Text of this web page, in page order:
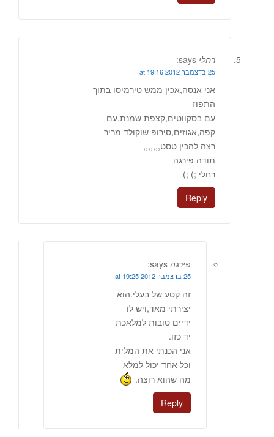
רחלי says:
25 בדצמבר 2012 at 19:16
אני אנסה,אכין ממש טירמיסו בתוך
התפוז
עם בסקווטים,קצפת שמנת,עם
קפה,אגוזים,סירופ שוקולד מריר
רצה להכין טסט,,,,,,,
תודה פירגה
רחלי ;) ;)
Reply
פירגה says:
25 בדצמבר 2012 at 19:25
זה קטע של בעלי.הוא
יצירתי מאד,ויש לו
ידיים טובות למלאכת
יד כזו.
אני הכנתי את המלית
וכל אחד יכול למלא
מה שהוא רוצה.
Reply